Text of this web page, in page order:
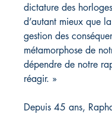
dictature des
d’autant mieux que
gestion des
métamorphose de
dépendre de notre
réagir. »
Depuis 45 ans,